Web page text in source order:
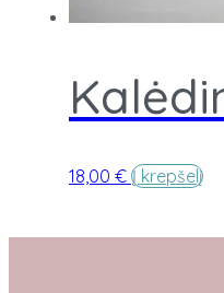
18,00 € Į krepšelį